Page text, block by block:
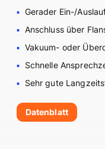
Gerader Ein-/
Anschluss über
Vakuum- oder
Schnelle
Sehr gute
Datenblatt